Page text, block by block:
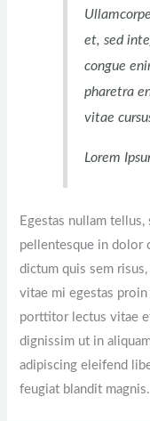
et, sed
congue
pharetra
vitae
Lorem
Egestas nullam
pellentesque in dolor
dictum quis sem
vitae mi egestas
porttitor lectus vitae
dignissim ut in
adipiscing eleifend
feugiat blandit magnis.